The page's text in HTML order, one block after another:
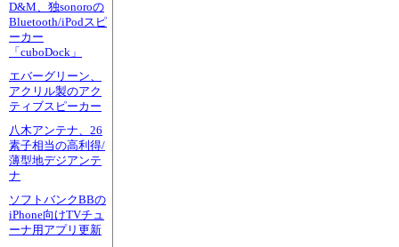
D&M、独sonoroの
Bluetooth/iPodスピ
ーカー
「cuboDock」
エバーグリーン、
アクリル製のアク
ティブスピーカー
八木アンテナ、26
素子相当の高利得/
薄型地デジアンテ
ナ
ソフトバンクBBの
iPhone向けTVチュ
ーナ用アプリ更新